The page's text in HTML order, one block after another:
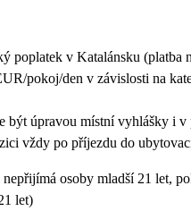
poplatek v Katalánsku (platba
pokoj/den v závislosti na
být úpravou místní vyhlášky i
vždy po příjezdu do
osoby mladší 21 let,
let)